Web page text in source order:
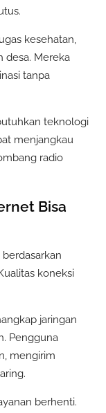
kesehatan,
desa. Mereka
tanpa
teknologi
menjangkau
radio
Bisa
koneksi
jaringan
Pengguna
mengirim
berhenti.